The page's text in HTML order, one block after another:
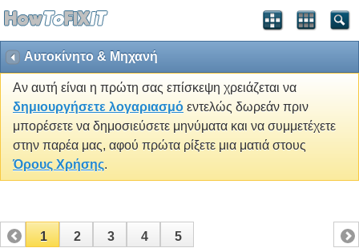
Αυτοκίνητο & Μηχανή
Αν αυτή είναι η πρώτη σας επίσκεψη χρειάζεται να
δημιουργήσετε λογαριασμό εντελώς δωρεάν πριν
μπορέσετε να δημοσιεύσετε μηνύματα και να συμμετέχετε
στην παρέα μας, αφού πρώτα ρίξετε μια ματιά στους
Όρους Χρήσης.
1 2 3 4 5